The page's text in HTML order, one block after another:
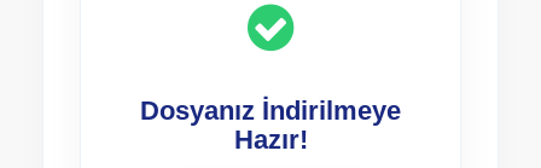
Dosyanız İndirilmeye
Hazır!